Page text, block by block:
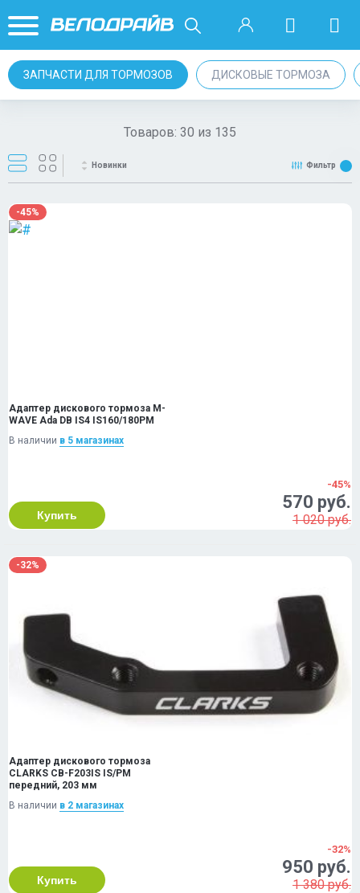
ЗАПЧАСТИ ДЛЯ ТОРМОЗОВ ДИСКОВЫЕ ТОРМОЗА
Товаров: 30 из 135
Новинки Фильтр
-45%
Адаптер дискового тормоза M-
WAVE Ada DB IS4 IS160/180PM
В наличии в 5 магазинах
Купить
-45%
570 руб.
1 020 руб.
-32%
Адаптер дискового тормоза
CLARKS CB-F203IS IS/PM
передний, 203 мм
В наличии в 2 магазинах
Купить
-32%
950 руб.
1 380 руб.